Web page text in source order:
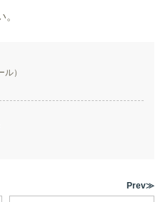
）
Prev≫